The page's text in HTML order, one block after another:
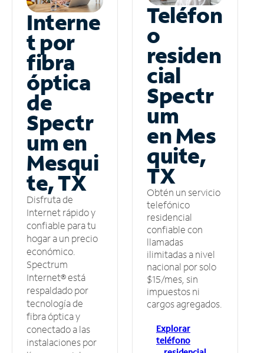
Interne
t por
fibra
óptica
de
Spectr
um en
Mesqui
te, TX
Disfruta de
Internet rápido y
confiable para tu
hogar a un precio
económico.
Spectrum
Internet® está
respaldado por
tecnología de
fibra óptica y
conectado a las
instalaciones por
Teléfon
o
residen
cial
Spectr
um
en Mes
quite,
TX
Obtén un servicio
telefónico
residencial
confiable con
llamadas
ilimitadas a nivel
nacional por solo
$15/mes, sin
impuestos ni
cargos agregados.
Explorar
teléfono